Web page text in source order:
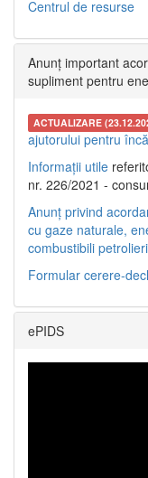
Centrul de resurse
Anunț important
supliment pentru
ACTUALIZARE
ajutorului pentru
Informații utile
nr. 226/2021 -
Anunț privind
cu gaze naturale,
combustibili
Formular cerere-
ePIDS